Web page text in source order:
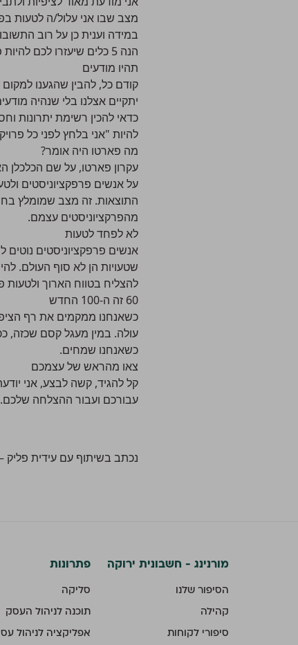
מצב שבו אני עלול/ה לטעות
במידה וענית כן על רוב
הנה 5 כלים שיעזרו לכם להיות פחות פרפקציוניסטים ויותר בטוחים בעצמכם:
תהיו מודעים
קודם כל, להבין שהגענו
יתקיים אצלנו בלי שנהיה
כדאי להכין רשימת יתרונות
להיות "אני בלחץ לפני כל
מה פארטו היה אומר?
התוצאות. זה מצב שמומלץ
מהפרקציוניסטים עצמם.
לא לפחד לטעות
אנשים פרפקציוניסטים נוטים
שטעויות הן לא סוף העולם.
להצליח בטווח הארוך
60 זה ה-100 החדש
עולה. במין מעגל קסם שכזה,
כשאנחנו שמחים.
צאו מהראש של עצמכם
קל להגיד, קשה לבצע, אני
עבורכם ועבור ההצלחה שלכם.
נכתב בשיתוף עם עידית פליק
מורנינג - חשבונית ירוקה
הסיפור שלנו
קהילה
סיפורי לקוחות
פתרונות
סליקה
תוכנה לניהול העסק
אפליקציה לניהול